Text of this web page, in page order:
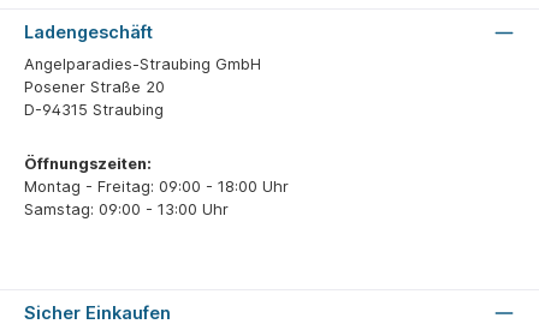
Ladengeschäft
Angelparadies-Straubing GmbH
Posener Straße 20
D-94315 Straubing
Öffnungszeiten:
Montag - Freitag: 09:00 - 18:00 Uhr
Samstag: 09:00 - 13:00 Uhr
Sicher Einkaufen